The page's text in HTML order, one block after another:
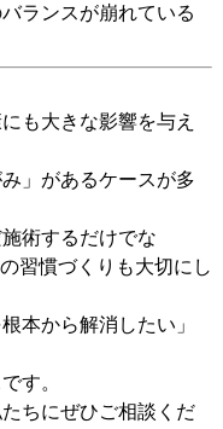
ランスが崩れている
も大きな影響を与え
」があるケースが多
術するだけでな
習慣づくり も大切にし
本から解消したい」
す。
ちにぜひご相談くだ